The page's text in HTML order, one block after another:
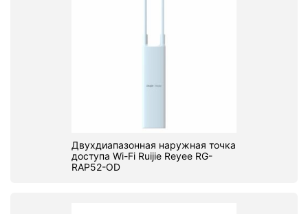
Двухдиапазонная наружная точка
доступа Wi-Fi Ruijie Reyee RG-
RAP52-OD